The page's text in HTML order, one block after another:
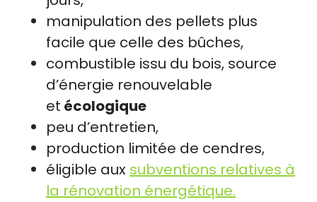
manipulation des pellets plus
facile que celle des bûches,
combustible issu du bois, source
d’énergie renouvelable
et écologique
peu d’entretien,
production limitée de cendres,
éligible aux subventions relatives à
la rénovation énergétique.